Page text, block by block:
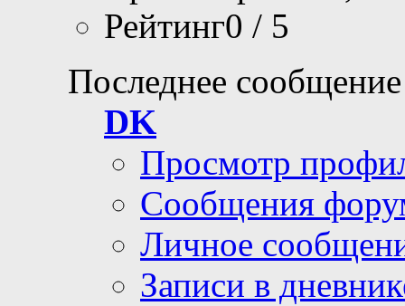
Рейтинг0 / 5
Последнее
DK
Просмотр
Сообщения
Личное
Записи в